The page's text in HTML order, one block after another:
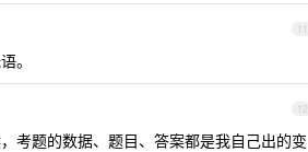
11
。
12
考题的数据、题目、答案都是我自己出的变